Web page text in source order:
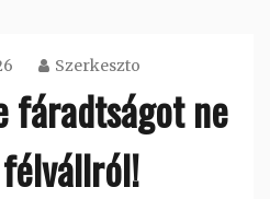
Szerkeszto
fáradtságot ne